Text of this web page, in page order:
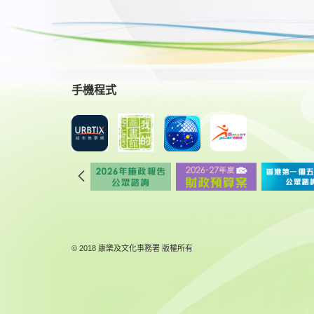
手機程式
© 2018 康樂及文化事務署 版權所有